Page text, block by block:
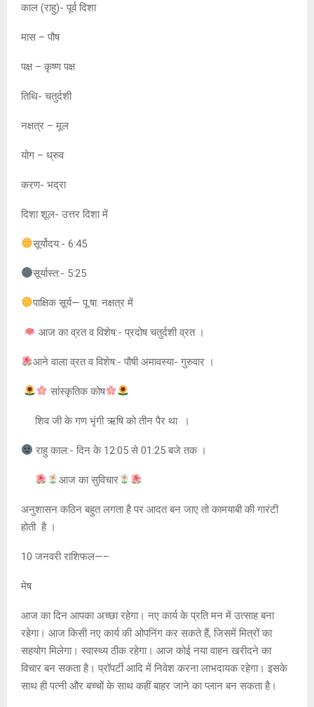
काल (राहु)- पूर्व दिशा
मास – पौष
पक्ष – कृष्ण पक्ष
तिथि- चतुर्दशी
नक्षत्र – मूल
योग – ध्रुव
करण- भद्रा
दिशा शूल- उत्तर दिशा में
सूर्योदय:- 6:45
सूर्यास्त:- 5:25
पाक्षिक सूर्य— पू.षा. नक्षत्र में
आज का व्रत व विशेष:- प्रदोष चतुर्दशी व्रत ।
आने वाला व्रत व विशेष:- पौषी अमावस्या- गुरुवार ।
सांस्कृतिक कोष
शिव जी के गण भृंगी ऋषि को तीन पैर था ।
राहु काल:- दिन के 12:05 से 01:25 बजे तक ।
आज का सुविचार
अनुशासन कठिन बहुत लगता है पर आदत बन जाए तो कामयाबी की गारंटी
होती है ।
10 जनवरी राशिफल—–
मेष
आज का दिन आपका अच्छा रहेगा। नए कार्य के प्रति मन में उत्साह बना
रहेगा। आज किसी नए कार्य की ओपनिंग कर सकते हैं, जिसमें मित्रों का
सहयोग मिलेगा। स्वास्थ्य ठीक रहेगा। आज कोई नया वाहन खरीदने का
विचार बन सकता है। प्रॉपर्टी आदि में निवेश करना लाभदायक रहेगा। इसके
साथ ही पत्नी और बच्चों के साथ कहीं बाहर जाने का प्लान बन सकता है।